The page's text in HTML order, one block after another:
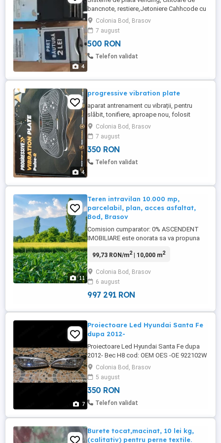
4
bancnote, restiere,Jetoniere Cahhcode cu
si fără impachetator Bv100 cu interfață
24v paralel Curenza Rm5 Adaptor vertical
Jetoniera Toate necesita revizie, dar sunt
funcționale Preț în funcție de model și
cantitate
Colonia Bod, Brasov
7 august
500 RON
Telefon validat
4
progressive vibration plate
aparat antrenament cu vibrații, pentru
slăbit, tonifiere, aproape nou, folosit
foarte puțin Descoperiti Vibration Plate -
Partenerul suprem pentru un antrenament
eficient si care economiseste timp. Doar
10 minute pe zi sunt suficiente pentru a
activa si intari fiecare grupa musculara.
Colonia Bod, Brasov
7 august
350 RON
Telefon validat
11
Teren intravilan 10.000 mp,
parcelabil, plan, acces asfaltat,
Bod, Brasov
Comision cumparator: 0% ASCENDENT
IMOBILIARE este onorata sa va propuna
mp, perfect plan si parcelabil, amplasat in
intersectia cu strada Lacramioarelor, Bod,
Brasov Pozitionarea este una dintre marile
calitati ale proprietatii, ...
99,73 RON/m2| 10,000 m2
Colonia Bod, Brasov
6 august
997 291 RON
7
Proiectoare Led Hyundai Santa Fe
dupa 2012-
Proiectoare Led Hyundai Santa Fe dupa
2012- Bec H8 cod: OEM OES -OE 922102W
Cel de pe partea sofer este nou iar celalalt
second-hand. Nu au urechi rupte...etc
Colonia Bod, Brasov
5 august
350 RON
Telefon validat
Burete tocat,macinat, 10 lei kg,
(calitativ) pentru perne textile.